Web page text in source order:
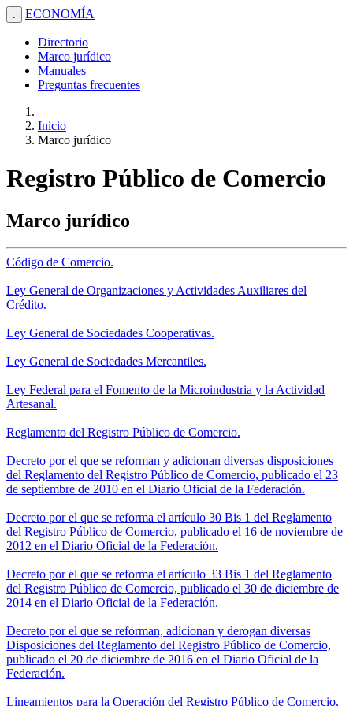
. ECONOMÍA
Directorio
Marco jurídico
Manuales
Preguntas frecuentes
Inicio
Marco jurídico
Registro Público de Comercio
Marco jurídico
Código de Comercio.
Ley General de Organizaciones y Actividades Auxiliares del
Crédito.
Ley General de Sociedades Cooperativas.
Ley General de Sociedades Mercantiles.
Ley Federal para el Fomento de la Microindustria y la Actividad
Artesanal.
Reglamento del Registro Público de Comercio.
Decreto por el que se reforman y adicionan diversas disposiciones
del Reglamento del Registro Público de Comercio, publicado el 23
de septiembre de 2010 en el Diario Oficial de la Federación.
Decreto por el que se reforma el artículo 30 Bis 1 del Reglamento
del Registro Público de Comercio, publicado el 16 de noviembre de
2012 en el Diario Oficial de la Federación.
Decreto por el que se reforma el artículo 33 Bis 1 del Reglamento
del Registro Público de Comercio, publicado el 30 de diciembre de
2014 en el Diario Oficial de la Federación.
Decreto por el que se reforman, adicionan y derogan diversas
Disposiciones del Reglamento del Registro Público de Comercio,
publicado el 20 de diciembre de 2016 en el Diario Oficial de la
Federación.
Lineamientos para la Operación del Registro Público de Comercio.